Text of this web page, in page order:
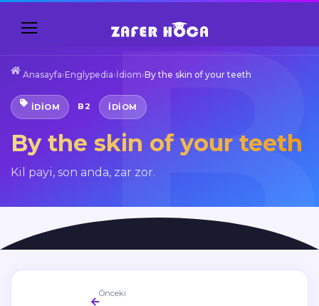
Anasayfa›Englypedia›İdiom›By the skin of your teeth
İDIOM B2 IDIOM
By the skin of your teeth
Kil payi, son anda, zar zor.
Önceki